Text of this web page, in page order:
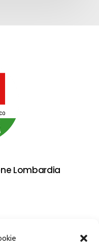
Lombardia
sui cookie